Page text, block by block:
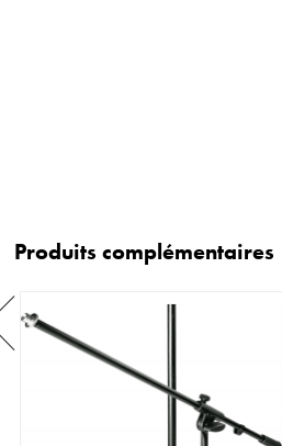
Produits complémentaires